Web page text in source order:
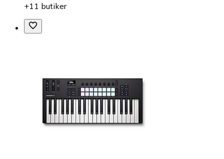
+11 butiker